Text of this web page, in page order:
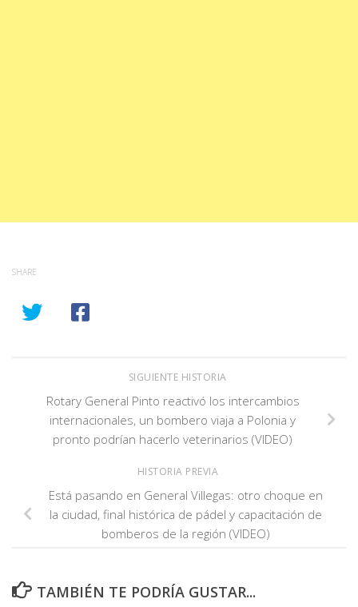
SHARE
SIGUIENTE HISTORIA
Rotary General Pinto reactivó los intercambios
internacionales, un bombero viaja a Polonia y
pronto podrían hacerlo veterinarios (VIDEO)
HISTORIA PREVIA
Está pasando en General Villegas: otro choque en
la ciudad, final histórica de pádel y capacitación de
bomberos de la región (VIDEO)
TAMBIÉN TE PODRÍA GUSTAR...